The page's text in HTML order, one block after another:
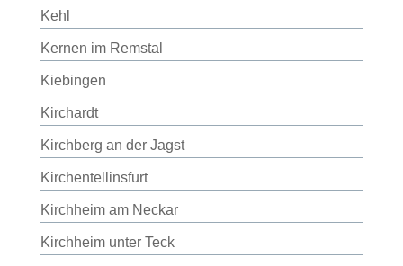
Kehl
Kernen im Remstal
Kiebingen
Kirchardt
Kirchberg an der Jagst
Kirchentellinsfurt
Kirchheim am Neckar
Kirchheim unter Teck